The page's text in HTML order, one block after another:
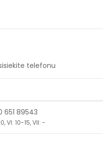
telefonu
651 89543
VI: 10-15, VII: -